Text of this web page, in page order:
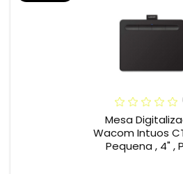
Mesa
Wacom Intuos
Pequena , 4" ,